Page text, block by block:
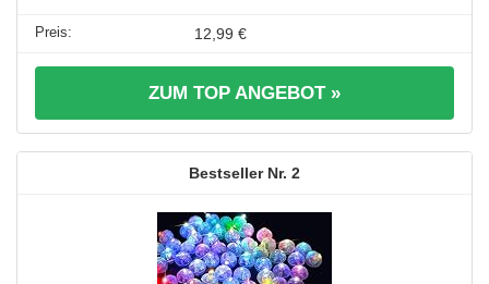
12,99 €
ZUM TOP ANGEBOT »
2